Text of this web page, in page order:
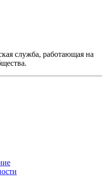
служба, работающая на